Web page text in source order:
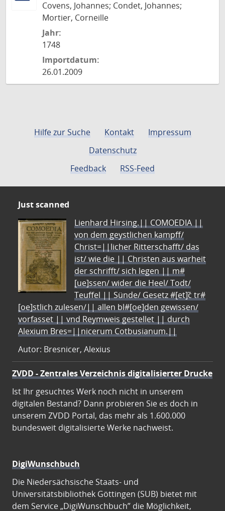
Covens, Johannes; Condet, Johannes;
Mortier, Corneille
Jahr:
1748
Importdatum:
26.01.2009
Hilfe zur Suche Kontakt
Impressum
Datenschutz
Feedback
RSS-Feed
Just scanned
Lienhard Hirsing.|| COMOEDIA ||
von dem geystlichen kampff/
Christ=||licher Ritterschafft/ das
ist/ wie die || Christen aus warheit
der schrifft/ sich legen || m#
[ue]ssen/ wider die Heel/ Todt/
Teuffel || Sünde/ Gesetz #[et]c̃ tr#
[oe]stlich zulesen/|| allen bl#[oe]den gewissen/
vorfasset || vnd Reymweis gestellet || durch
Alexium Bres=||nicerum Cotbusianum.||
Autor: Bresnicer, Alexius
ZVDD - Zentrales Verzeichnis digitalisierter Drucke
Ist Ihr gesuchtes Werk noch nicht in unserem
digitalen Bestand? Dann probieren Sie es doch in
unserem ZVDD Portal, das mehr als 1.600.000
bundesweit digitalisierte Werke nachweist.
DigiWunschbuch
Die Niedersächsische Staats- und
Universitätsbibliothek Göttingen (SUB) bietet mit
dem Service „DigiWunschbuch” die Möglichkeit,